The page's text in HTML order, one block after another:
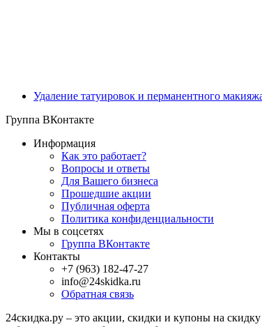
Удаление татуировок и перманентного
Группа ВКонтакте
Информация
Как это работает?
Вопросы и ответы
Для Вашего бизнеса
Прошедшие акции
Публичная оферта
Политика конфиденциальности
Мы в соцсетях
Группа ВКонтакте
Контакты
+7 (963) 182-47-27
info@24skidka.ru
Обратная связь
24скидка.ру – это акции, скидки и купоны на